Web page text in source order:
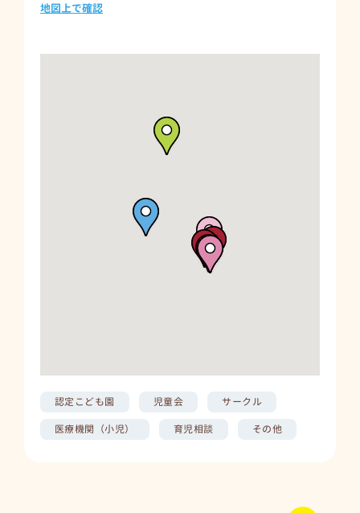
地図上で確認
吉浦ふたば児童会
呉市吉浦中町2-6-5 吉浦小学校内
地図上で確認
救世軍愛光園
認定こども園 児童会
サークル
医療機関（小児）
育児相談 その他